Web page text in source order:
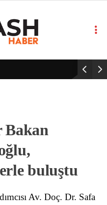
Bakan
buluştu
Av. Doç. Dr. Safa